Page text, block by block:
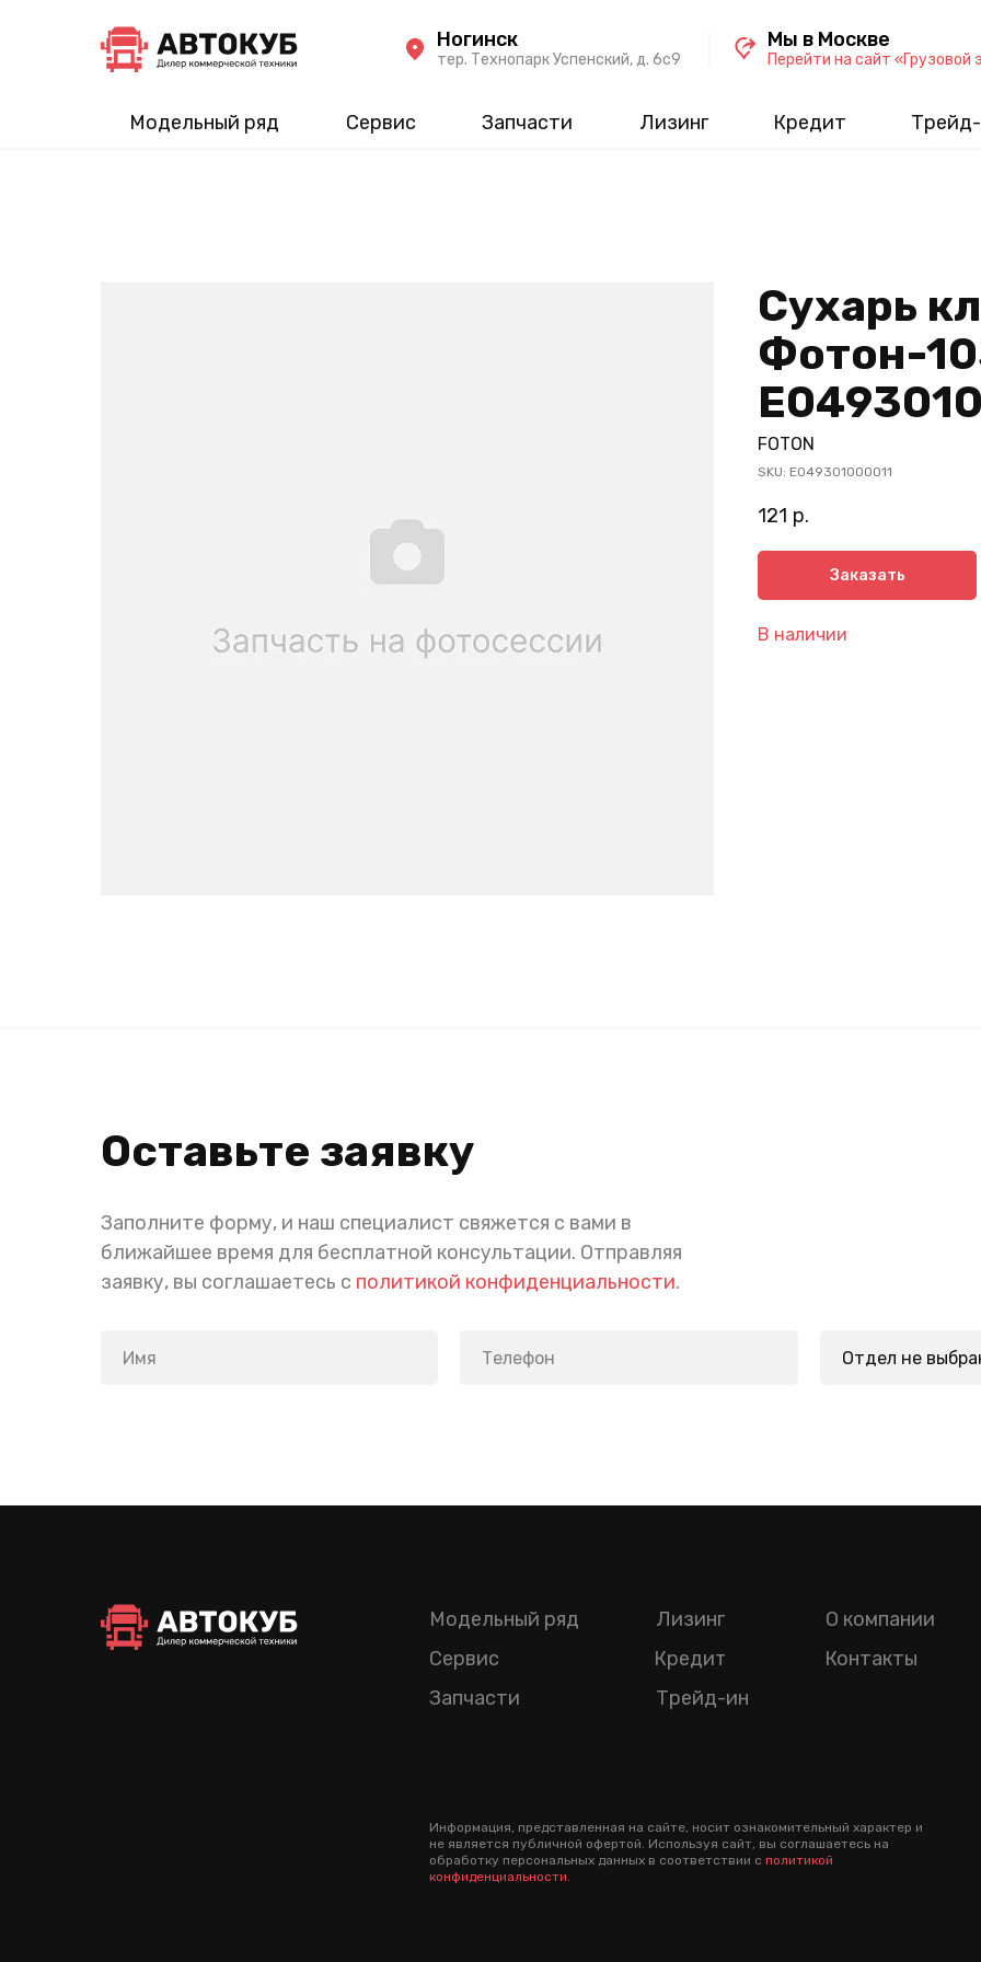
Модельный ряд Сервис Запчасти Лизинг Кредит
тер. Технопарк Успенский, д. 6c9
Ногинск
Перейти на сайт «Грузовой
Мы в Москве
Сухарь
Фотон-
FOTON
SKU: Е049301000011
121 р.
Заказать
В наличии
Оставьте заявку
Заполните форму, и наш специалист свяжется с вами в
ближайшее время для бесплатной консультации. Отправляя
заявку, вы соглашаетесь с политикой конфиденциальности.
Лизинг
Кредит
Трейд-ин
Модельный ряд
Сервис
Запчасти
О компании
Контакты
Информация, представленная на сайте, носит ознакомительный характер и
не является публичной офертой. Используя сайт, вы соглашаетесь на
обработку персональных данных в соответствии с политикой
конфиденциальности.